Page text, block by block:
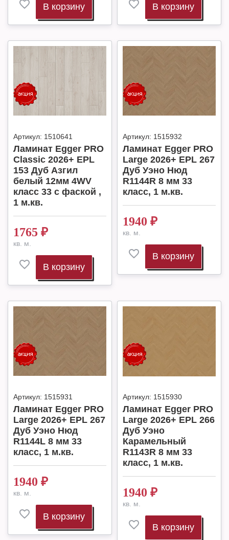
В корзину В корзину
Артикул: 1510641
Ламинат Egger PRO
Classic 2026+ EPL
153 Дуб Азгил
белый 12мм 4WV
класс 33 с фаской ,
1 м.кв.
1765 ₽
кв. м.
В корзину
Артикул: 1515932
Ламинат Egger PRO
Large 2026+ EPL 267
Дуб Уэно Нюд
R1144R 8 мм 33
класс, 1 м.кв.
1940 ₽
кв. м.
В корзину
Артикул: 1515931
Ламинат Egger PRO
Large 2026+ EPL 267
Дуб Уэно Нюд
R1144L 8 мм 33
класс, 1 м.кв.
1940 ₽
кв. м.
В корзину
Артикул: 1515930
Ламинат Egger PRO
Large 2026+ EPL 266
Дуб Уэно
Карамельный
R1143R 8 мм 33
класс, 1 м.кв.
1940 ₽
кв. м.
В корзину